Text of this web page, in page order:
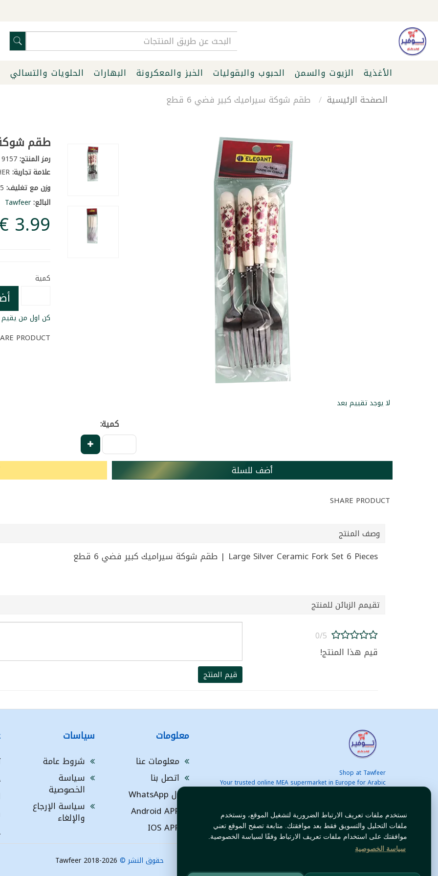
نستخدم ملفات تعريف الارتباط الضرورية لتشغيل الموقع، ونستخدم
ملفات التحليل والتسويق فقط بعد موافقتك. متابعة تصفح الموقع تعني
موافقتك على استخدام ملفات تعريف الارتباط وفقًا لسياسة الخصوصية.
سياسة الخصوصية
الأغذية الزيوت والسمن الحبوب والبقوليات الخبز والمعكرونة البهارات الحلويات والتسالي
الصفحة الرئيسية
طقم شوكة سيراميك كبير فضي 6 قطع
طقم شوكة
رمز المنتج:9157
علامة تجارية:OTHER
وزن مع تغليف:0.5 كغ
البائع:Tawfeer
كمية
كن اول من يقيم
PRODUCT
لا يوجد تقييم بعد
كمية:
أضف للسلة
SHARE PRODUCT
وصف المنتج
Large Silver Ceramic Fork Set 6 Pieces | طقم شوكة سيراميك كبير فضي 6 قطع
تقيمم الزبائن للمنتج
0/5
قيم هذا المنتج!
قيم المنتج
Shop at Tawfeer
Your trusted online MEA supermarket in Europe for Arabic
معلومات
معلومات عنا
اتصل بنا
ال WhatsApp
Android APP
IOS APP
سياسات
شروط عامة
سياسة
الخصوصية
سياسة الإرجاع
والإلغاء
حقوق النشر © Tawfeer 2018-2026